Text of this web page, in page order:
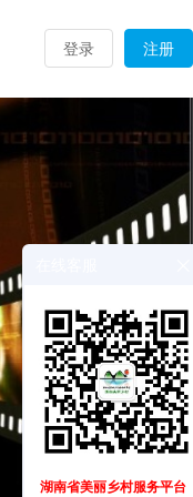
登录 注册
湖南省美丽乡村服务平台